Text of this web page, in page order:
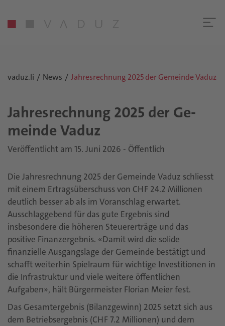
vaduz.li News Jahresrechnung 2025 der Gemeinde Vaduz
Jah­res­rech­nung 2025 der Ge­
mein­de Vaduz
Veröffentlicht am 15. Juni 2026 - Öffentlich
Die Jahresrechnung 2025 der Gemeinde Vaduz schliesst
mit einem Ertragsüberschuss von CHF 24.2 Millionen
deutlich besser ab als im Voranschlag erwartet.
Ausschlaggebend für das gute Ergebnis sind
insbesondere die höheren Steuererträge und das
positive Finanzergebnis. «Damit wird die solide
finanzielle Ausgangslage der Gemeinde bestätigt und
schafft weiterhin Spielraum für wichtige Investitionen in
die Infrastruktur und viele weitere öffentlichen
Aufgaben», hält Bürgermeister Florian Meier fest.
Das Gesamtergebnis (Bilanzgewinn) 2025 setzt sich aus
dem Betriebsergebnis (CHF 7.2 Millionen) und dem